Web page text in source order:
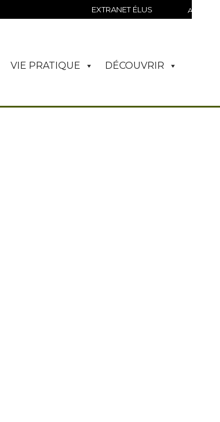
EXTRANET ÉLUS A
VIE PRATIQUE DÉCOUVRIR